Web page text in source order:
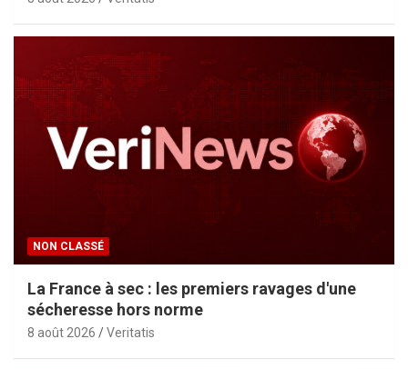
NON CLASSÉ
La France à sec : les premiers ravages d'une
sécheresse hors norme
8 août 2026 Veritatis